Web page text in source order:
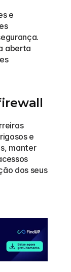
e
aberta
e
manter
dos seus